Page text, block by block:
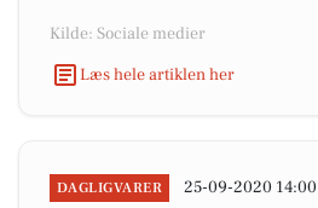
Kilde: Sociale medier
Læs hele artiklen her
DAGLIGVARER 25-09-2020 14:00